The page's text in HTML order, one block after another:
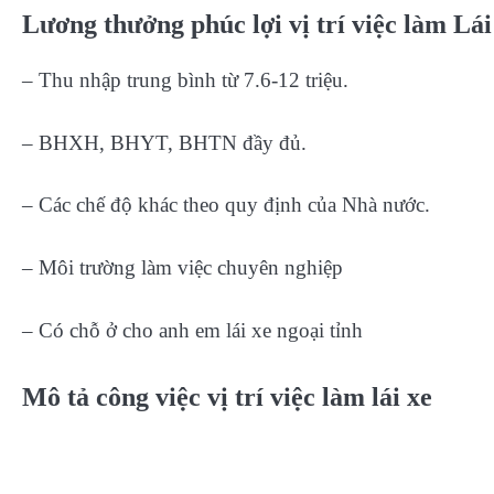
Lương thưởng phúc lợi vị trí việc làm
– Thu nhập trung bình từ 7.6-12 triệu.
– BHXH, BHYT, BHTN đầy đủ.
– Các chế độ khác theo quy định của Nhà nước.
– Môi trường làm việc chuyên nghiệp
– Có chỗ ở cho anh em lái xe ngoại tỉnh
Mô tả công việc vị trí việc làm lái xe